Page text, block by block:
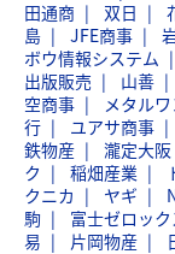
田通商
双日
島
JFE商事
ボウ情報システム
出版販売
山善
空商事
メタルワ
行
ユアサ商事
鉄物産
瀧定大阪
ク
稲畑産業
クニカ
ヤギ
駒
富士ゼロッ
易
片岡物産